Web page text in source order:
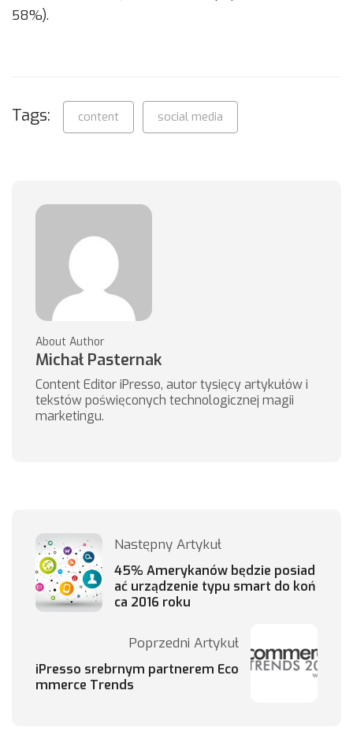
58%).
Tags: content social media
About Author
Michał Pasternak
Content Editor iPresso, autor tysięcy artykułów i
tekstów poświęconych technologicznej magii
marketingu.
Następny Artykuł
45% Amerykanów będzie posiad
ać urządzenie typu smart do koń
ca 2016 roku
Poprzedni Artykuł
iPresso srebrnym partnerem Eco
mmerce Trends